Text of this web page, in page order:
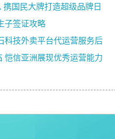
携国民大牌打造超级品牌日
子签证攻略
科技外卖平台代运营服务后
恺信亚洲展现优秀运营能力